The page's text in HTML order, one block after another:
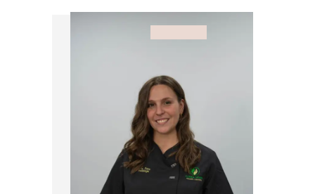
Soy Sara Hernández, graduada en
Podología y Enfermería por la
Universidad Católica de Valencia.
Cuento con un máster en cirugía del
pie y participo activamente en
seminarios y talleres especializados en
patología y cirugía podológica.
Gracias a mi formación interdisciplinar,